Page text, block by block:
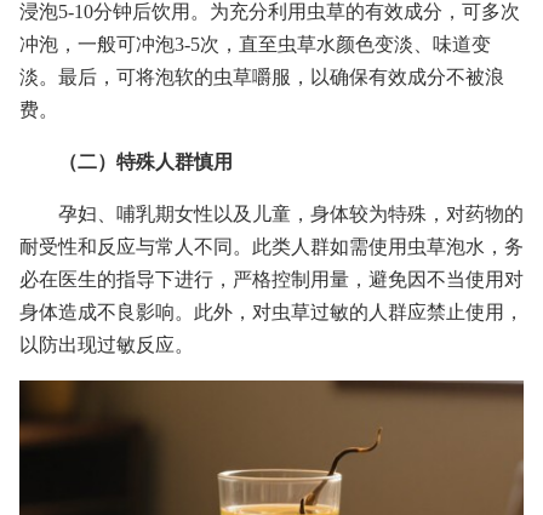
浸泡5-10分钟后饮用。为充分利用虫草的有效成分，可多次
冲泡，一般可冲泡3-5次，直至虫草水颜色变淡、味道变
淡。最后，可将泡软的虫草嚼服，以确保有效成分不被浪
费。
（二）特殊人群慎用
孕妇、哺乳期女性以及儿童，身体较为特殊，对药物的
耐受性和反应与常人不同。此类人群如需使用虫草泡水，务
必在医生的指导下进行，严格控制用量，避免因不当使用对
身体造成不良影响。此外，对虫草过敏的人群应禁止使用，
以防出现过敏反应。